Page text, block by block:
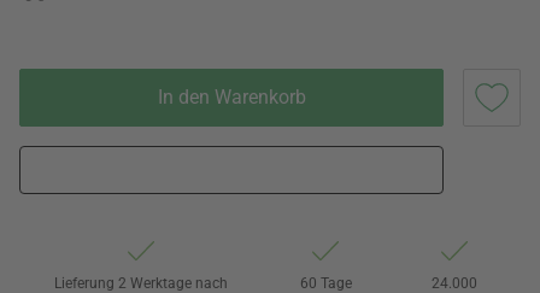
In den Warenkorb
Lieferung 2 Werktage nach
60 Tage
24.000